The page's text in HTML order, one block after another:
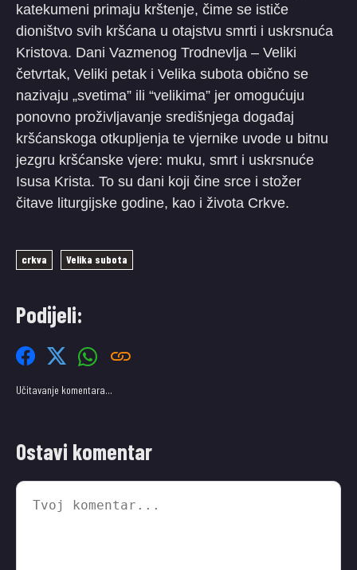
katekumeni primaju krštenje, čime se ističe
dioništvo svih kršćana u otajstvu smrti i uskrsnuća
Kristova. Dani Vazmenog Trodnevlja – Veliki
četvrtak, Veliki petak i Velika subota obično se
nazivaju „svetima” ili “velikima” jer omogućuju
ponovno proživljavanje središnjega događaj
kršćanskoga otkupljenja te vjernike uvode u bitnu
jezgru kršćanske vjere: muku, smrt i uskrsnuće
Isusa Krista. To su dani koji čine srce i stožer
čitave liturgijske godine, kao i života Crkve.
crkva Velika subota
Podijeli:
Učitavanje komentara…
Ostavi komentar